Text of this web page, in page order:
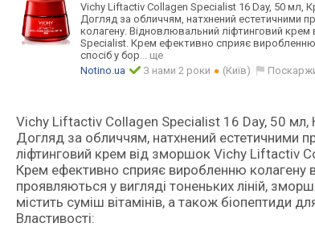
Vichy Liftactiv Collagen Specialist 16 Day, 50 мл,
Догляд за обличчям, натхнений естетичними
колагену. Відновлювальний ліфтинговий
Specialist. Крем ефективно сприяє
спосіб у бор... ще
Notino.ua
З нами 2 роки (Київ)
Vichy Liftactiv Collagen Specialist 16 Day, 50 мл,
Догляд за обличчям, натхнений естетичними
ліфтинговий крем від зморшок Vichy Liftactiv
Крем ефективно сприяє виробленню колагену
проявляються у вигляді тоненьких ліній,
містить суміш вітамінів, а також біопептиди
Властивості: